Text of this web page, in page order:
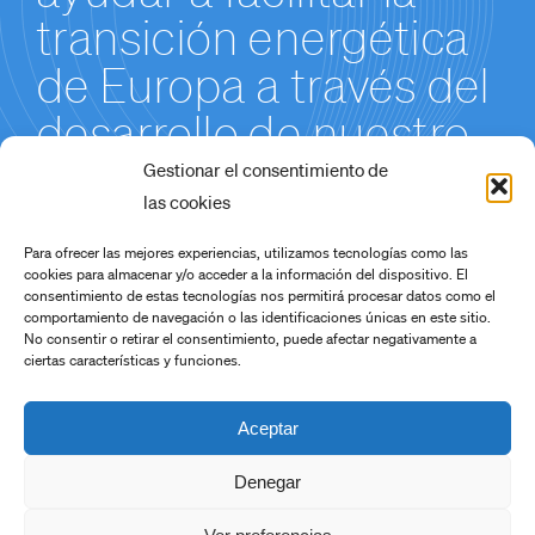
Gestionar el consentimiento de
las cookies
Para ofrecer las mejores experiencias, utilizamos tecnologías como las
cookies para almacenar y/o acceder a la información del dispositivo. El
consentimiento de estas tecnologías nos permitirá procesar datos como el
comportamiento de navegación o las identificaciones únicas en este sitio.
No consentir o retirar el consentimiento, puede afectar negativamente a
ciertas características y funciones.
Aceptar
Denegar
transición energética
de Europa a través del
desarrollo de nuestro
Proyecto de
Hidróxido de Litio en
Cáceres.